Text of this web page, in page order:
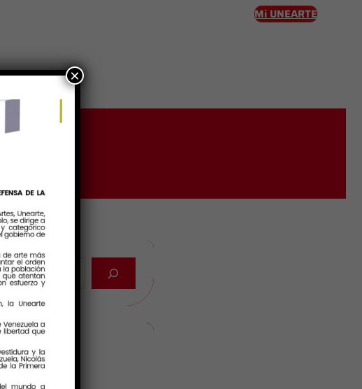
Mi UNEARTE
Ingreso
Noticias
×